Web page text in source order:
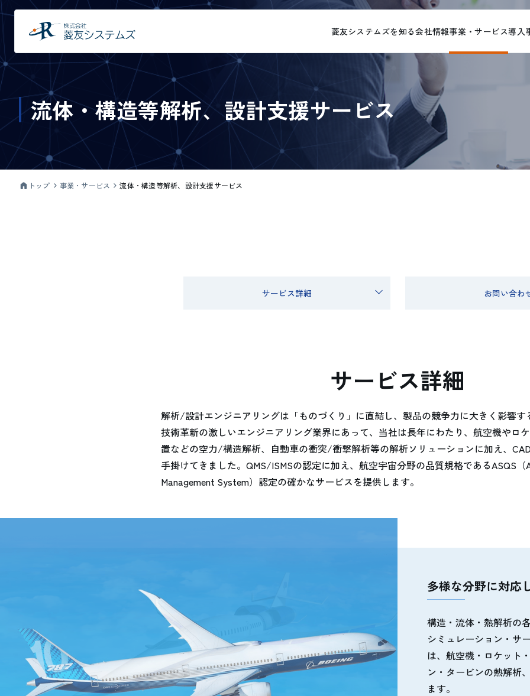
菱友システムズを知る会社情報事業・サービス導入
流体・構造等解析、設計支援サービス
トップ 事業・サービス 流体・構造等解析、設計支援サービス
サービス詳細 お問い合わ
サービス詳細
解析/設計エンジニアリングは「ものづくり」に直結し、製品の競争力に大きく影響す
技術革新の激しいエンジニアリング業界にあって、当社は長年にわたり、航空機やロ
置などの空力/構造解析、自動車の衝突/衝撃解析等の解析ソリューションに加え、
手掛けてきました。QMS/ISMSの認定に加え、航空宇宙分野の品質規格であるASQS（
Management System）認定の確かなサービスを提供します。
多様な分野に対応
構造・流体・熱解析の
シミュレーション・サ
は、航空機・ロケット
ン・タービンの熱解析
ます。